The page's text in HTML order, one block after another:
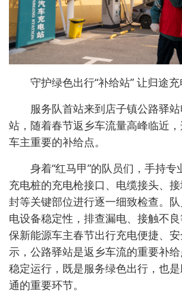
守护绿色出行“补给站” 让归途
服务队首站来到店子镇公路驿
站，随着春节返乡车流量高峰临近
车主重要的补给点。
身着“红马甲”的队员们，手持
充电桩的充电枪接口、电缆接头、
封等关键部位进行逐一细致检查。
电设备稳定性，排查漏电、接触不
保新能源车主春节出行充电便捷、
示，公路驿站是返乡车流的重要补
稳定运行，既是服务绿色出行，也
通的重要环节。